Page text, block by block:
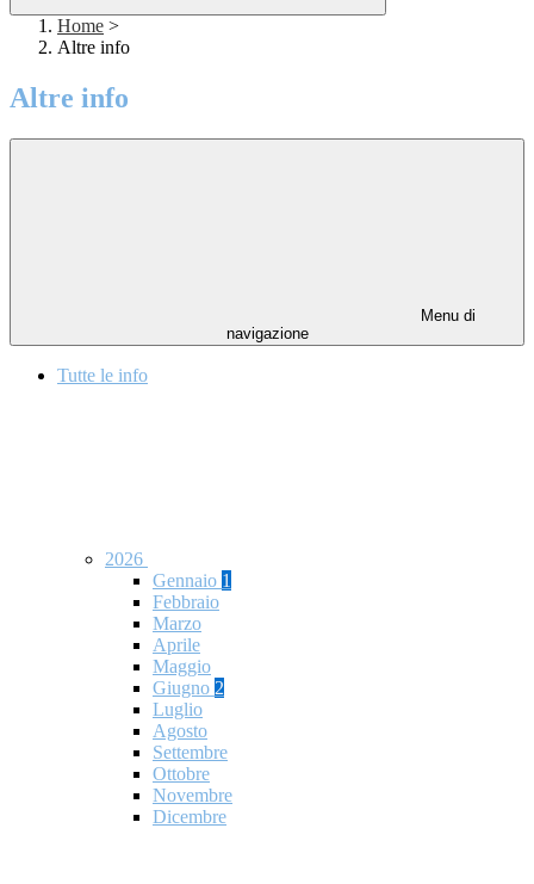
Home >
Altre info
Altre info
Menu di
navigazione
Tutte le info
2026
Gennaio 1
Febbraio
Marzo
Aprile
Maggio
Giugno 2
Luglio
Agosto
Settembre
Ottobre
Novembre
Dicembre